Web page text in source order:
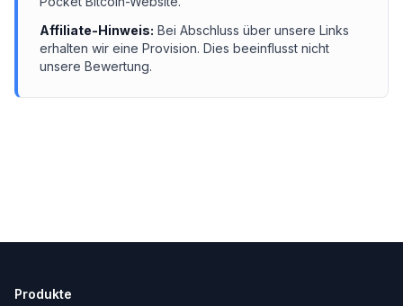
Affiliate-Hinweis: Bei Abschluss über unsere Links
erhalten wir eine Provision. Dies beeinflusst nicht
unsere Bewertung.
Produkte